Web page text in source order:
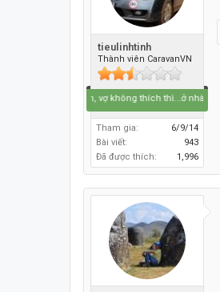
tieulinhtinh
Thành viên CaravanVN
thích thì nhích, vợ không thích thì...ở nhà :)
Tham gia:
6/9/14
Bài viết:
943
Đã được thích:
1,996